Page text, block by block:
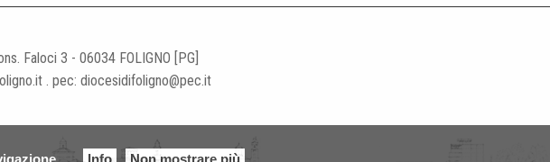
Info Non mostrare più
Faloci 3 - 06034 FOLIGNO [PG]
. pec: diocesidifoligno@pec.it